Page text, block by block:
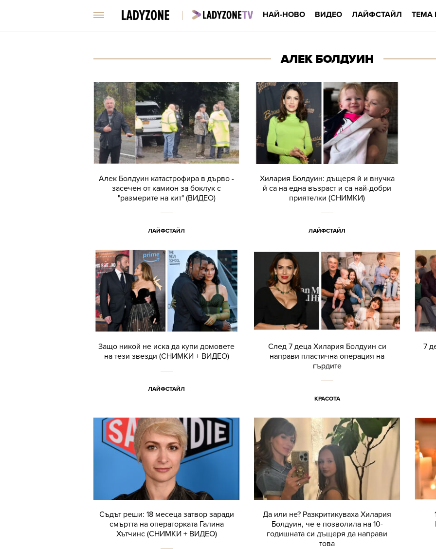
НАЙ-НОВО ВИДЕО ЛАЙФСТАЙЛ ТЕМА
АЛЕК БОЛДУИН
Алек Болдуин катастрофира в дърво -
засечен от камион за боклук с
"размерите на кит" (ВИДЕО)
ЛАЙФСТАЙЛ
Хилария Болдуин: дъщеря й и внучка
й са на една възраст и са най-добри
приятелки (СНИМКИ)
ЛАЙФСТАЙЛ
Защо никой не иска да купи домовете
на тези звезди (СНИМКИ + ВИДЕО)
ЛАЙФСТАЙЛ
След 7 деца Хилария Болдуин си
направи пластична операция на
гърдите
КРАСОТА
7
Съдът реши: 18 месеца затвор заради
смъртта на операторката Галина
Хътчинс (СНИМКИ + ВИДЕО)
Да или не? Разкритикуваха Хилария
Болдуин, че е позволила на 10-
годишната си дъщеря да направи
това